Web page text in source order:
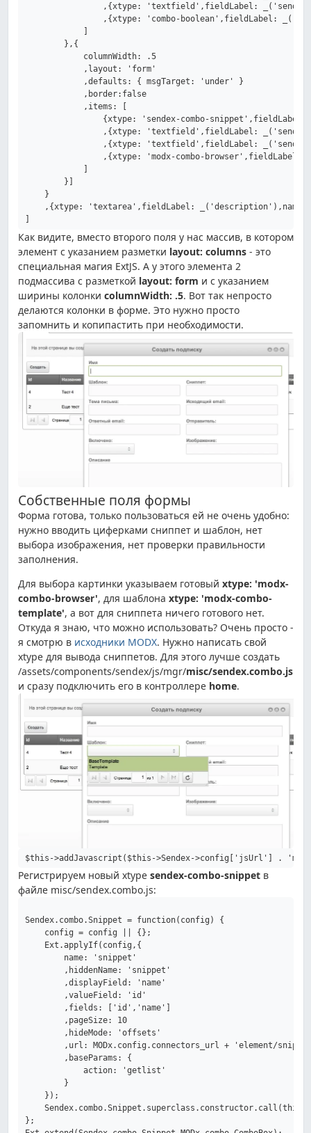
,{xtype: 'textfield',fieldLabel:
,{xtype: 'combo-boolean',fieldLabel:
        },{
            columnWidth: .5
            ,layout: 'form'
            ,defaults: { msgTarget: 'under' }
            ,border:false
            ,items: [
{xtype: 'sendex-combo-
,{xtype: 'textfield',fieldLabel:
,{xtype: 'textfield',fieldLabel:
,{xtype: 'modx-combo-browser',fieldLabel:
        }]
    }
,{xtype: 'textarea',fieldLabel:
Как видите, вместо второго поля у нас массив, в котором
элемент с указанием разметки layout: columns- это
специальная магия ExtJS. А у этого элемента 2
подмассива с разметкой layout: form и с указанием
ширины колонки columnWidth: .5. Вот так непросто
делаются колонки в форме. Это нужно просто
запомнить и копипастить при необходимости.
Собственные поля формы
Форма готова, только пользоваться ей не очень удобно:
нужно вводить циферками сниппет и шаблон, нет
выбора изображения, нет проверки правильности
заполнения.
Для выбора картинки указываем готовый xtype: 'modx-
combo-browser', для шаблона xtype: 'modx-combo-
template', а вот для сниппета ничего готового нет.
Откуда я знаю, что можно использовать? Очень просто -
я смотрю в исходники MODX. Нужно написать свой
xtype для вывода сниппетов. Для этого лучше создать
/assets/components/sendex/js/mgr/misc/sendex.combo.js
и сразу подключить его в контроллере home.
$this->addJavascript($this->Sendex->config['jsUrl'] . 'mgr/
Регистрируем новый xtype sendex-combo-snippetв
файле misc/sendex.combo.js:
Sendex.combo.Snippet = function(config) {
    config = config || {};
    Ext.applyIf(config,{
        name: 'snippet'
        ,hiddenName: 'snippet'
        ,displayField: 'name'
        ,valueField: 'id'
        ,fields: ['id','name']
        ,pageSize: 10
        ,hideMode: 'offsets'
,url: MODx.config.connectors_url + 'element/
        ,baseParams: {
            action: 'getlist'
        }
    });
};